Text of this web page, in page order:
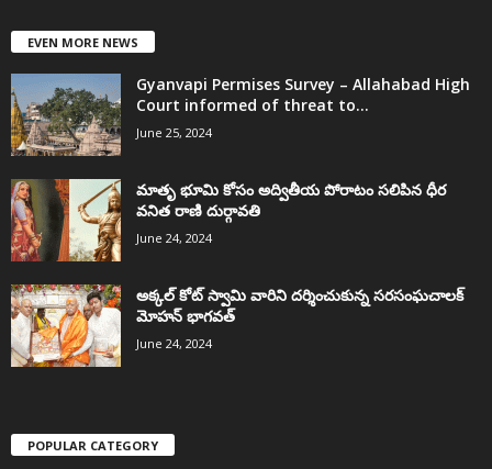
EVEN MORE NEWS
Gyanvapi Permises Survey – Allahabad High
Court informed of threat to...
June 25, 2024
మాతృ భూమి కోసం అద్వితీయ పోరాటం సలిపిన ధీర
వనిత రాణి దుర్గావతి
June 24, 2024
అక్కల్‌ కోట్‌ స్వామి వారిని దర్శించుకున్న సరసంఘచాలక్
మోహన్ భాగవత్
June 24, 2024
POPULAR CATEGORY